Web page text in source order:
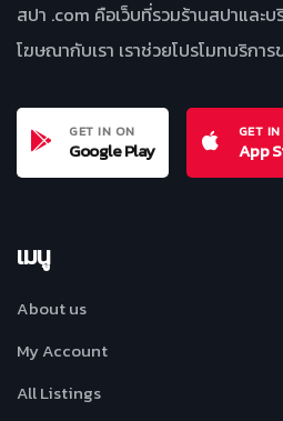
สปา .com คือเว็บที่รวมร้านสปาและ
โฆษณากับเรา เราช่วยโปรโมทบริกา
GET IN ON
Google Play
GET
App
เมนู
About us
My Account
All Listings